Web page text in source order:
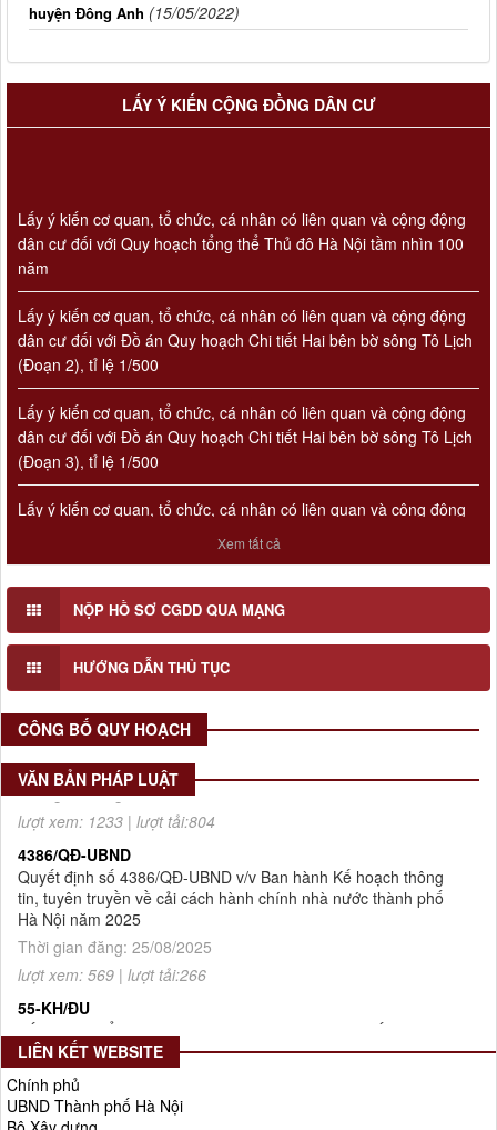
huyện Đông Anh (15/05/2022)
LẤY Ý KIẾN CỘNG ĐỒNG DÂN CƯ
dân cư đối với Quy hoạch tổng thể Thủ đô Hà Nội tầm nhìn 100
năm
Lấy ý kiến cơ quan, tổ chức, cá nhân có liên quan và cộng động
dân cư đối với Đồ án Quy hoạch Chi tiết Hai bên bờ sông Tô Lịch
(Đoạn 2), tỉ lệ 1/500
Lấy ý kiến cơ quan, tổ chức, cá nhân có liên quan và cộng động
dân cư đối với Đồ án Quy hoạch Chi tiết Hai bên bờ sông Tô Lịch
(Đoạn 3), tỉ lệ 1/500
Lấy ý kiến cơ quan, tổ chức, cá nhân có liên quan và cộng động
dân cư đối với Đồ án Quy hoạch Chi tiết Hai bên bờ sông Tô Lịch
Xem tất cả
NỘP HỒ SƠ CGDD QUA MẠNG
HƯỚNG DẪN THỦ TỤC
CÔNG BỐ QUY HOẠCH
VĂN BẢN PHÁP LUẬT
Kế hoạch Thông tin, tuyên truyền về cải cách hành chính nhà
Thời gian đăng: 16/07/2026
lượt xem: 76 | lượt tải:30
2512/QĐ-UBND
Quyết định số 2512/QĐ-UBND v/v Phê duyệt Quy hoạch tổng
thể Thủ đô Hà Nội tầm nhìn 100 năm
Thời gian đăng: 14/05/2026
lượt xem: 1233 | lượt tải:804
4386/QĐ-UBND
tin, tuyên truyền về cải cách hành chính nhà nước thành phố
Hà Nội năm 2025
Thời gian đăng: 25/08/2025
lượt xem: 569 | lượt tải:266
55-KH/ĐU
Thời gian đăng: 02/06/2025
lượt xem: 624 | lượt tải:268
Số 27/UBND-ĐT
Triển khai thực hiện Nghị quyết số 34/2024/NQ-HĐND ngày
LIÊN KẾT WEBSITE
Chính phủ
UBND Thành phố Hà Nội